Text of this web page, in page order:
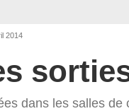
2014
dans les salles de